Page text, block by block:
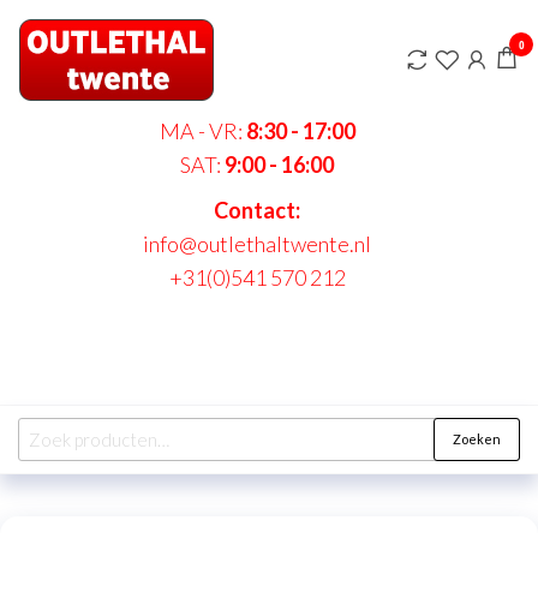
Outlethaltwente.nl
– altijd iets te
MA - VR: 8:30 - 17:00
SAT: 9:00 - 16:00
Contact:
info@outlethaltwente.nl
+31(0)541 570 212
0
Zoeken